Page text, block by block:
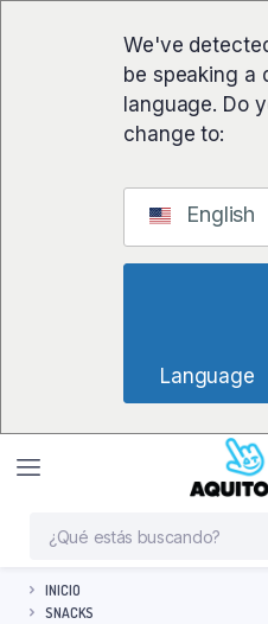
We've
be speaking a
language. Do
change to:
English
INICIO
SNACKS